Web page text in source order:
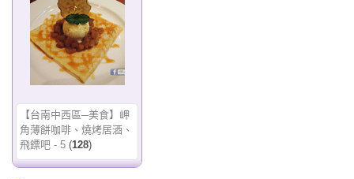
【台南中西區─美食】岬
角薄餅咖啡、燒烤居酒、
飛鏢吧 - 5 (128)